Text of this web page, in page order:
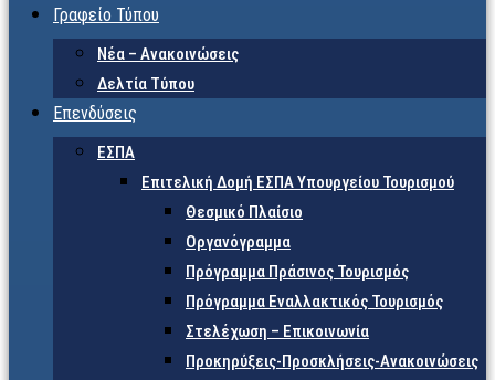
Γραφείο Τύπου
Νέα – Ανακοινώσεις
Δελτία Τύπου
Επενδύσεις
ΕΣΠΑ
Επιτελική Δομή ΕΣΠΑ Υπουργείου Τουρισμού
Θεσμικό Πλαίσιο
Οργανόγραμμα
Πρόγραμμα Πράσινος Τουρισμός
Πρόγραμμα Εναλλακτικός Τουρισμός
Στελέχωση – Επικοινωνία
Προκηρύξεις-Προσκλήσεις-Ανακοινώσεις